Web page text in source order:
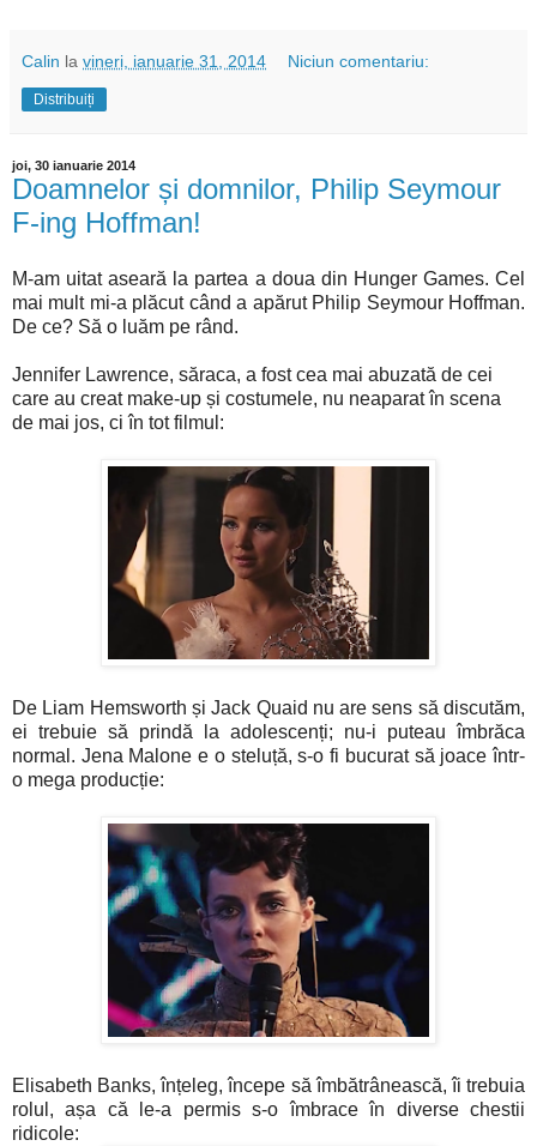
Calin la vineri, ianuarie 31, 2014 Niciun comentariu:
Distribuiți
joi, 30 ianuarie 2014
Doamnelor și domnilor, Philip Seymour
F-ing Hoffman!
M-am uitat aseară la partea a doua din Hunger Games. Cel
mai mult mi-a plăcut când a apărut Philip Seymour Hoffman.
De ce? Să o luăm pe rând.
Jennifer Lawrence, săraca, a fost cea mai abuzată de cei
care au creat make-up și costumele, nu neaparat în scena
de mai jos, ci în tot filmul:
De Liam Hemsworth și Jack Quaid nu are sens să discutăm,
ei trebuie să prindă la adolescenți; nu-i puteau îmbrăca
normal. Jena Malone e o steluță, s-o fi bucurat să joace într-
o mega producție:
Elisabeth Banks, înțeleg, începe să îmbătrânească, îi trebuia
rolul, așa că le-a permis s-o îmbrace în diverse chestii
ridicole: